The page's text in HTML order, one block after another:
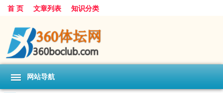
首 页 文章列表 知识分类
网站导航